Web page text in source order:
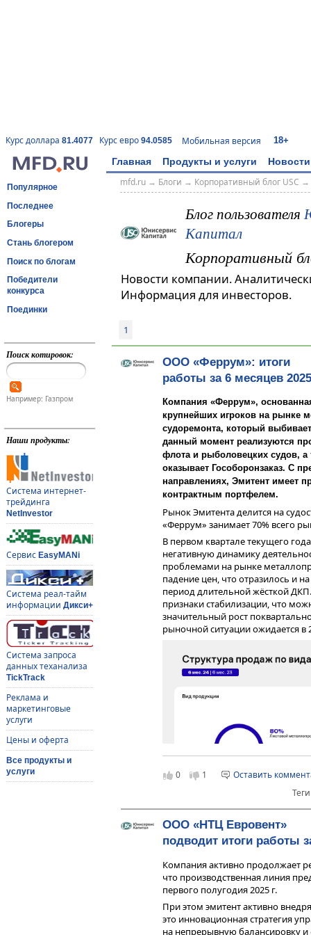
Курс доллара 81.4077 Курс евро 94.0585 Мобильная версия 18+
Главная Продукты и услуги Новости
Популярное
Последнее
Блогеры
Стань блогером
Поиск по блогам
Победители
конкурса
Поединки
Поиск котировок:
Например: Газпром
Наши продукты:
Система интернет-
трейдинга
NetInvestor
Сервис EasyMANi
Система реал-тайм
информации Дикси+
Система запроса
данных теханализа
TickTrack
Реклама и
маркетинговые
услуги
Цены и оферта
Все продукты и
услуги
mfd.ru→ Блоги → Корпоративный блог USC →
Блог пользователя
Капитал
Корпоративный
Новости компании.
Информация для инвесторов.
1
ООО «Феррум»: итоги
работы за 6 месяцев
Компания «Феррум»,
крупнейших игроков на рынке
судоремонта, который
данный момент реализуются
флота и рыболовецких судов, а
оказывает Гособоронзаказ. С
направлениях, Эмитент имеет
контрактным портфелем.
Рынок Эмитента делится на
«Феррум» занимает 70% всего
В первом квартале текущего
негативную динамику
проблемами на рынке
падение цен, что отразилось и
период длительной жёсткой
признаки стабилизации, что
значительный рост
рыночной ситуации ожидается в
Суть деятельности ООО
(покрытого межоперационным
металлопроката
России. Компания работает как
одном месте можно найти весь
любом количестве (от одной
позволяет сократить сроки
реализует следующие виды
0 1
Оставить
ООО «НТЦ Евровент»
подводит итоги работы
Компания активно продолжает
что производственная линия
первого полугодия 2025 г.
При этом эмитент активно
это инновационная стратегия
на непрерывную балансировку